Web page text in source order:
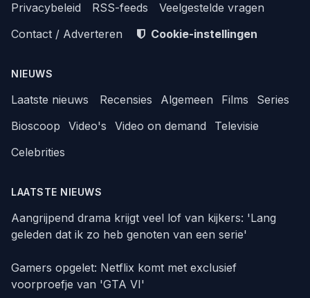
Privacybeleid
RSS-feeds
Veelgestelde vragen
Contact / Adverteren
Cookie-instellingen
NIEUWS
Laatste nieuws Recensies Algemeen Films
Series
Bioscoop
Video's Video on demand
Televisie
Celebrities
LAATSTE NIEUWS
Aangrijpend drama krijgt veel lof van kijkers: 'Lang
geleden dat ik zo heb genoten van een serie'
Gamers opgelet: Netflix komt met exclusief
voorproefje van 'GTA VI'